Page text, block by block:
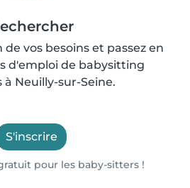
vos besoins et passez en
d'emploi de babysitting
à Neuilly-sur-Seine.
S'inscrire
pour les baby-sitters !